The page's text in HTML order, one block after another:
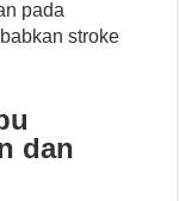
pada
stroke
dan